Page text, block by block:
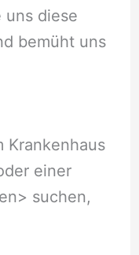
diese
bemüht uns
Krankenhaus
einer
> suchen,